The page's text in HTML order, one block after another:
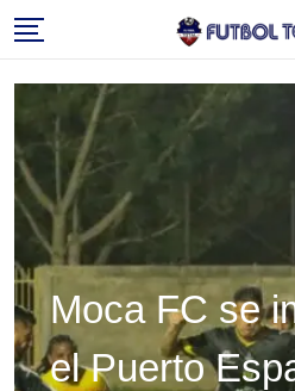
to
Moca FC se
el Puerto